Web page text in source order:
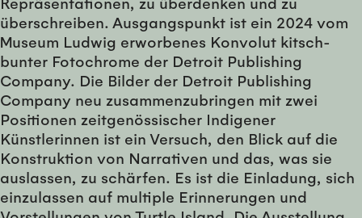
überschreiben. Ausgangspunkt ist ein 2024 vom
Museum Ludwig erworbenes Konvolut kitsch-
bunter Fotochrome der Detroit Publishing
Company. Die Bilder der Detroit Publishing
Company neu zusammenzubringen mit zwei
Positionen zeitgenössischer Indigener
Künstlerinnen ist ein Versuch, den Blick auf die
Konstruktion von Narrativen und das, was sie
auslassen, zu schärfen. Es ist die Einladung, sich
einzulassen auf multiple Erinnerungen und